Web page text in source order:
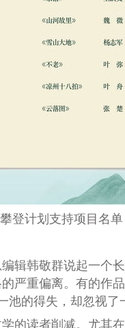
计划支持项目名单
韩敬群说起一个长
严重偏离。有的作
的得失，却忽视了
读者削减。尤其